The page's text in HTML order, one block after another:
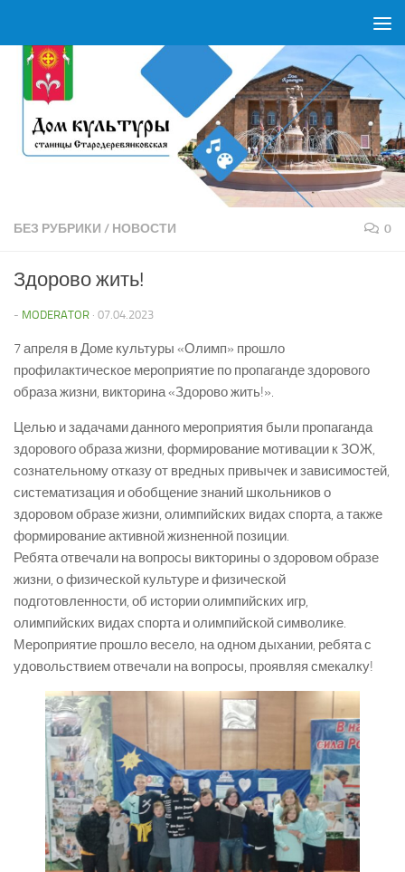
БЕЗ РУБРИКИ / НОВОСТИ 0
Здорово жить!
- MODERATOR · 07.04.2023
7 апреля в Доме культуры «Олимп» прошло
профилактическое мероприятие по пропаганде здорового
образа жизни, викторина «Здорово жить!».
Целью и задачами данного мероприятия были пропаганда
здорового образа жизни, формирование мотивации к ЗОЖ,
сознательному отказу от вредных привычек и зависимостей,
систематизация и обобщение знаний школьников о
здоровом образе жизни, олимпийских видах спорта, а также
формирование активной жизненной позиции.
Ребята отвечали на вопросы викторины о здоровом образе
жизни, о физической культуре и физической
подготовленности, об истории олимпийских игр,
олимпийских видах спорта и олимпийской символике.
Мероприятие прошло весело, на одном дыхании, ребята с
удовольствием отвечали на вопросы, проявляя смекалку!